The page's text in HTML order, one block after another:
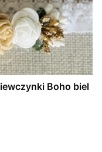
Boho biel